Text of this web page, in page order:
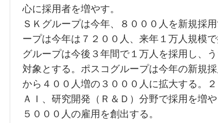
心に採用者を増やす。
ＳＫグループは今年、８０００人を新規採
ープは今年は７２００人、来年１万人規模
グループは今後３年間で１万人を採用し、
対象とする。ポスコグループは今年の新規
から４００人増の３０００人に拡大する。
ＡＩ、研究開発（Ｒ＆Ｄ）分野で採用を増
５０００人の雇用を創出する。